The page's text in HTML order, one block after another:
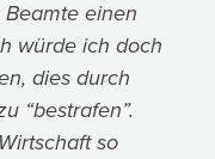
einen
würde ich doch
dies durch
“bestrafen”.
so